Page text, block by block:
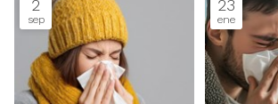
2
sep
23
ene